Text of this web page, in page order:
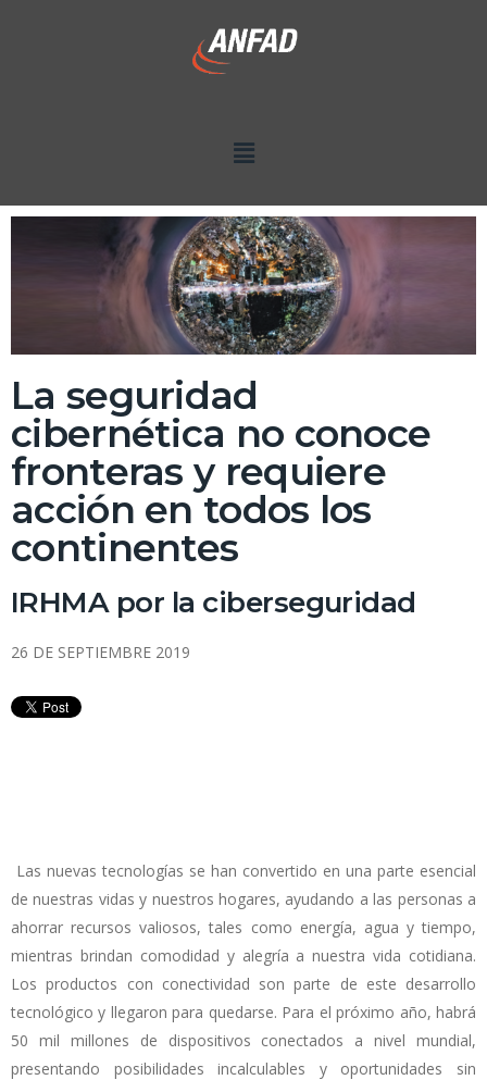
La seguridad
cibernética no conoce
fronteras y requiere
acción en todos los
continentes
IRHMA por la ciberseguridad
26 DE SEPTIEMBRE 2019
Las nuevas tecnologías se han convertido en una parte esencial
de nuestras vidas y nuestros hogares, ayudando a las personas a
ahorrar recursos valiosos, tales como energía, agua y tiempo,
mientras brindan comodidad y alegría a nuestra vida cotidiana.
Los productos con conectividad son parte de este desarrollo
tecnológico y llegaron para quedarse. Para el próximo año, habrá
50 mil millones de dispositivos conectados a nivel mundial,
presentando posibilidades incalculables y oportunidades sin